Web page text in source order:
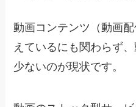
動画コンテンツ（動画
えているにも関わらず
少ないのが現状です。